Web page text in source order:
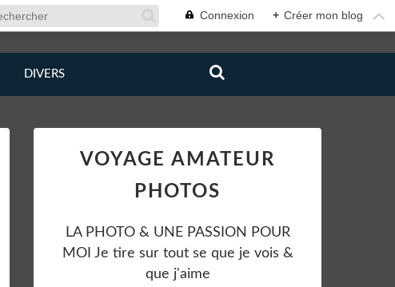
Connexion + Créer mon blog
DIVERS
VOYAGE AMATEUR
PHOTOS
LA PHOTO & UNE PASSION POUR
MOI Je tire sur tout se que je vois &
que j'aime